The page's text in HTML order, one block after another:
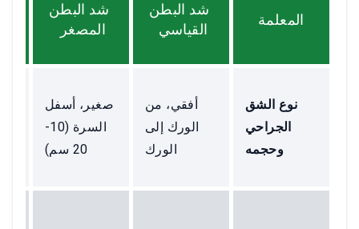
المعلمة
شد البطن
القياسي
شد البطن
المصغر
نوع الشق
الجراحي
وحجمه
أفقي، من
الورك إلى
الورك
صغير، أسفل
السرة (10-
20 سم)